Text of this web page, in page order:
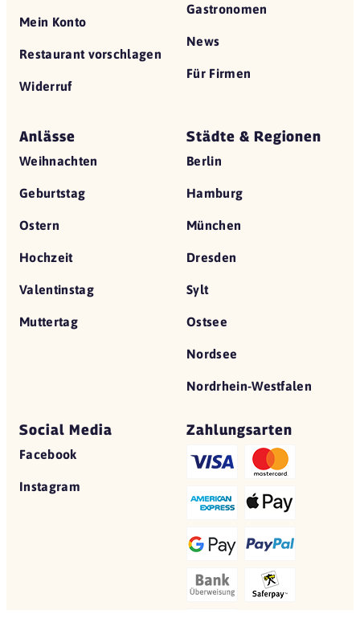
Mein Konto
Restaurant vorschlagen
Widerruf
Gastronomen
News
Für Firmen
Anlässe
Weihnachten
Geburtstag
Ostern
Hochzeit
Valentinstag
Muttertag
Städte & Regionen
Berlin
Hamburg
München
Dresden
Sylt
Ostsee
Nordsee
Nordrhein-Westfalen
Social Media
Facebook
Instagram
Zahlungsarten